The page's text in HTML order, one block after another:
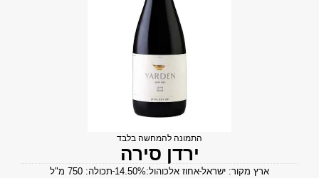
התמונה להמחשה בלבד
ירדן סירה
ארץ מקור: ישראל אחוז אלכוהול:14.50% תכולה: 750 מ"ל